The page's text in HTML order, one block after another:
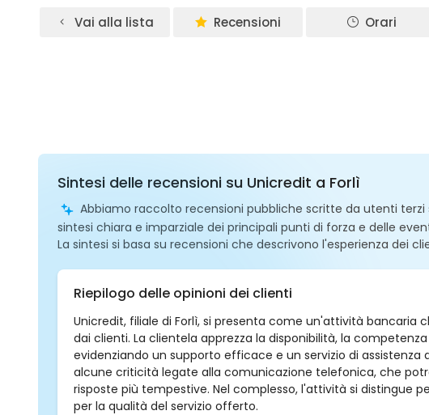
Vai alla lista Recensioni Orari
Sintesi delle recensioni su Unicredit a Forlì
Abbiamo raccolto recensioni pubbliche scritte da utenti
sintesi chiara e imparziale dei principali punti di forza e delle
La sintesi si basa su recensioni che descrivono l'esperienza dei
Riepilogo delle opinioni dei clienti
Unicredit, filiale di Forlì, si presenta come un'attività bancaria
dai clienti. La clientela apprezza la disponibilità, la
evidenziando un supporto efficace e un servizio di
alcune criticità legate alla comunicazione telefonica, che
risposte più tempestive. Nel complesso, l'attività si distingue
per la qualità del servizio offerto.